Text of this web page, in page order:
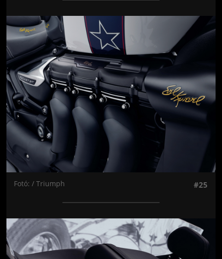
Jön még kép!
Fotó: / Triumph #25
Jön még kép!